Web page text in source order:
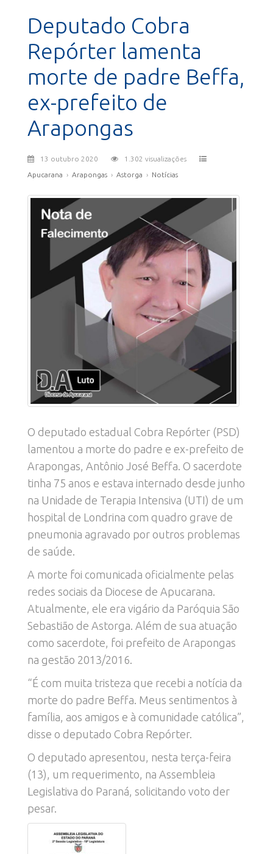
Deputado Cobra
Repórter lamenta
morte de padre Beffa,
ex-prefeito de
Arapongas
13 outubro 2020
1.302 visualizações
Apucarana › Arapongas › Astorga › Notícias
O deputado estadual Cobra Repórter (PSD)
lamentou a morte do padre e ex-prefeito de
Arapongas, Antônio José Beffa. O sacerdote
tinha 75 anos e estava internado desde junho
na Unidade de Terapia Intensiva (UTI) de um
hospital de Londrina com quadro grave de
pneumonia agravado por outros problemas
de saúde.
A morte foi comunicada oficialmente pelas
redes sociais da Diocese de Apucarana.
Atualmente, ele era vigário da Paróquia São
Sebastião de Astorga. Além de sua atuação
como sacerdote, foi prefeito de Arapongas
na gestão 2013/2016.
“É com muita tristeza que recebi a notícia da
morte do padre Beffa. Meus sentimentos à
família, aos amigos e à comunidade católica”,
disse o deputado Cobra Repórter.
O deputado apresentou, nesta terça-feira
(13), um requerimento, na Assembleia
Legislativa do Paraná, solicitando voto der
pesar.